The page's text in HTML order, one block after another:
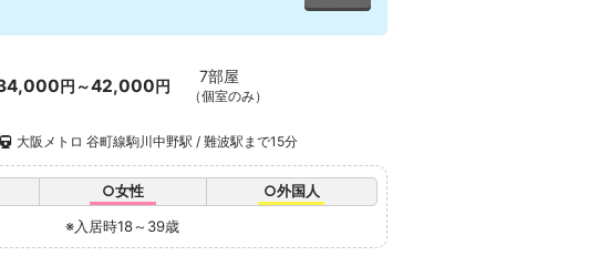
円～42,000円 7部屋
（個室のみ）
大阪メトロ 谷町線駒川中野駅 / 難波駅まで15分
○女性
○外国人
※入居時18～39歳